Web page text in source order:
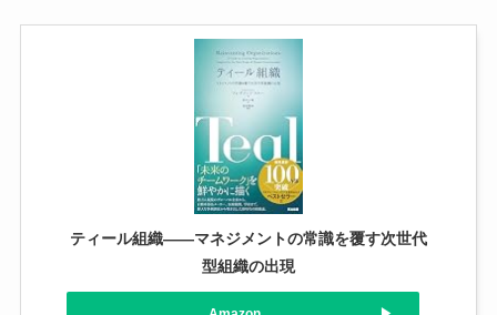
ティール組織――マネジメントの常識を覆す次世代
型組織の出現